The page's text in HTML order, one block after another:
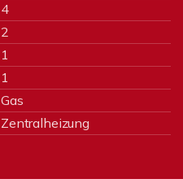
4
2
1
1
Gas
Zentralheizung